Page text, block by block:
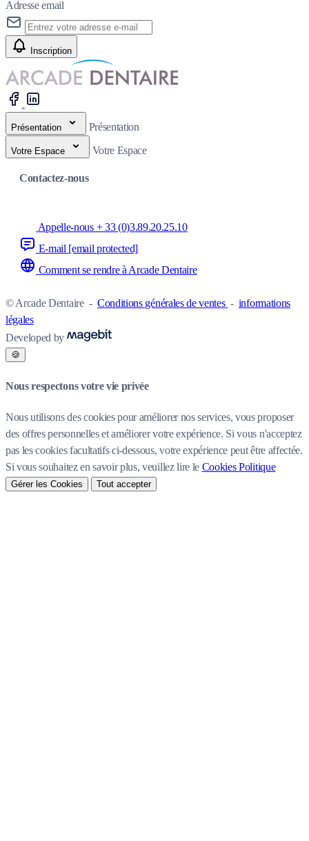
Adresse email
Inscription
Présentation Présentation
Votre Espace Votre Espace
Contactez-nous
Appelle-nous + 33 (0)3.89.20.25.10
E-mail [email protected]
Comment se rendre à Arcade Dentaire
© Arcade Dentaire - Conditions générales de ventes - informations
légales
Developed by
🍪
Nous respectons votre vie privée
Nous utilisons des cookies pour améliorer nos services, vous proposer
des offres personnelles et améliorer votre expérience. Si vous n'acceptez
pas les cookies facultatifs ci-dessous, votre expérience peut être affectée.
Si vous souhaitez en savoir plus, veuillez lire le Cookies Politique
Gérer les Cookies Tout accepter